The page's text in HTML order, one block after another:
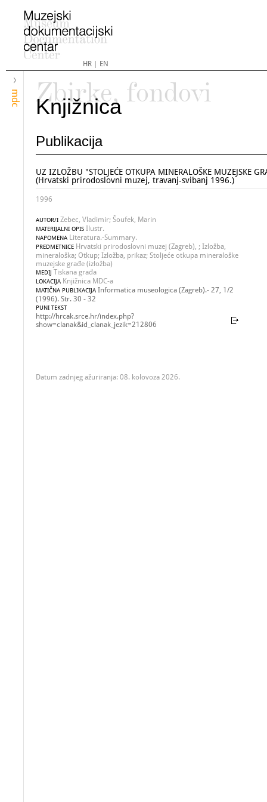
HR| EN
mdc
Zbirke, fondovi
Knjižnica
Publikacija
UZ IZLOŽBU "STOLJEĆE OTKUPA MINERALOŠKE MUZEJSKE
(Hrvatski prirodoslovni muzej, travanj-svibanj 1996.)
1996
AUTOR/I Zebec, Vladimir; Šoufek, Marin
MATERIJALNI OPIS Ilustr.
NAPOMENA Literatura.-Summary.
PREDMETNICE Hrvatski prirodoslovni muzej (Zagreb), ; Izložba,
mineraloška; Otkup; Izložba, prikaz; Stoljeće otkupa mineraloške
muzejske građe (izložba)
MEDIJ Tiskana građa
LOKACIJA Knjižnica MDC-a
MATIČNA PUBLIKACIJA Informatica museologica (Zagreb).- 27, 1/2
(1996). Str. 30 - 32
PUNI TEKST
http://hrcak.srce.hr/index.php?
show=clanak&id_clanak_jezik=212806
Datum zadnjeg ažuriranja: 08. kolovoza 2026.